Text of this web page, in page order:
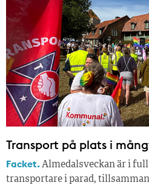
Transport på plats i
Facket.Almedalsveckan är i full
transportare i parad,